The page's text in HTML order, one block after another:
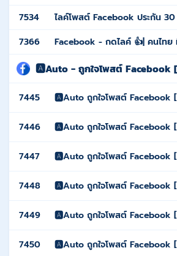
7534
ไลค์โพสต์ Facebook ประกัน
7366
Facebook - กดไลค์ 👍| คนไ
🅰️Auto - ถูกใจโพสต์ Facebook [
7445 🅰️Auto ถูกใจโพสต์ Facebook
7446 🅰️Auto ถูกใจโพสต์ Facebook
7447 🅰️Auto ถูกใจโพสต์ Facebook
7448 🅰️Auto ถูกใจโพสต์ Facebook
7449 🅰️Auto ถูกใจโพสต์ Facebook
7450 🅰️Auto ถูกใจโพสต์ Facebook